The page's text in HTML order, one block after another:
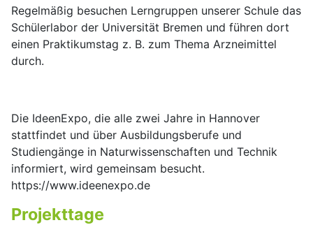
Regelmäßig besuchen Lerngruppen unserer Schule das
Schülerlabor der Universität Bremen und führen dort
einen Praktikumstag z. B. zum Thema Arzneimittel
durch.
Die IdeenExpo, die alle zwei Jahre in Hannover
stattfindet und über Ausbildungsberufe und
Studiengänge in Naturwissenschaften und Technik
informiert, wird gemeinsam besucht.
https://www.ideenexpo.de
Projekttage